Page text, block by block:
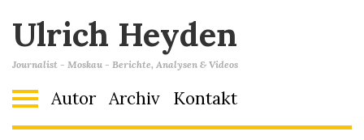
Ulrich Heyden
Journalist - Moskau - Berichte, Analysen & Videos
Autor Archiv Kontakt